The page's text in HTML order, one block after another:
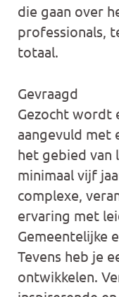
die gaan over
professionals,
totaal.
Gevraagd
Gezocht wordt
aangevuld met
het gebied van
minimaal vijf
complexe,
ervaring met
Gemeentelijke
Tevens heb je
ontwikkelen.